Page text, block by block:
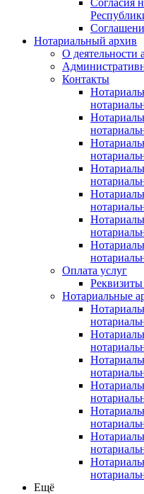
Нотариальный архив
О деятельности
Контакты
Оплата услуг
Нотариальные
Ещё